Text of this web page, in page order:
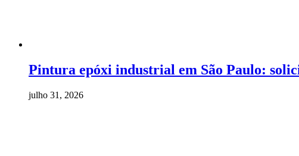
Pintura epóxi industrial em São Paulo:
julho 31, 2026